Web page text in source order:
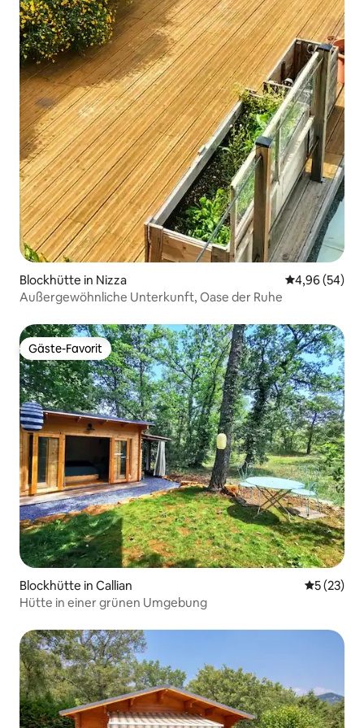
Blockhütte in Nizza
4,96 (54)
Außergewöhnliche Unterkunft, Oase der Ruhe
Gäste-Favorit
Gäste-Favorit
Blockhütte in Callian
5 (23)
Hütte in einer grünen Umgebung